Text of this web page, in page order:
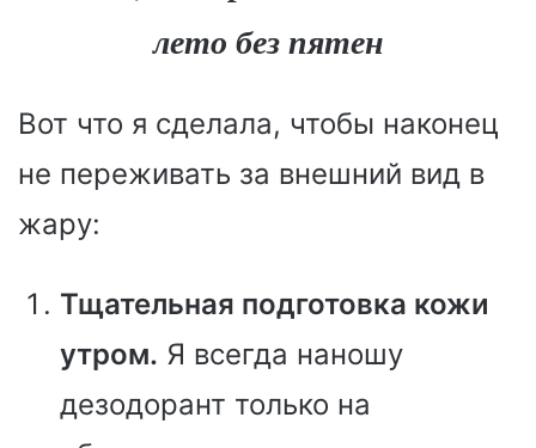
лето без пятен
Вот что я сделала, чтобы наконец
не переживать за внешний вид в
жару:
Тщательная подготовка кожи
утром. Я всегда наношу
дезодорант только на